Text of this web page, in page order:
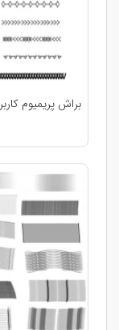
براش پریمیوم